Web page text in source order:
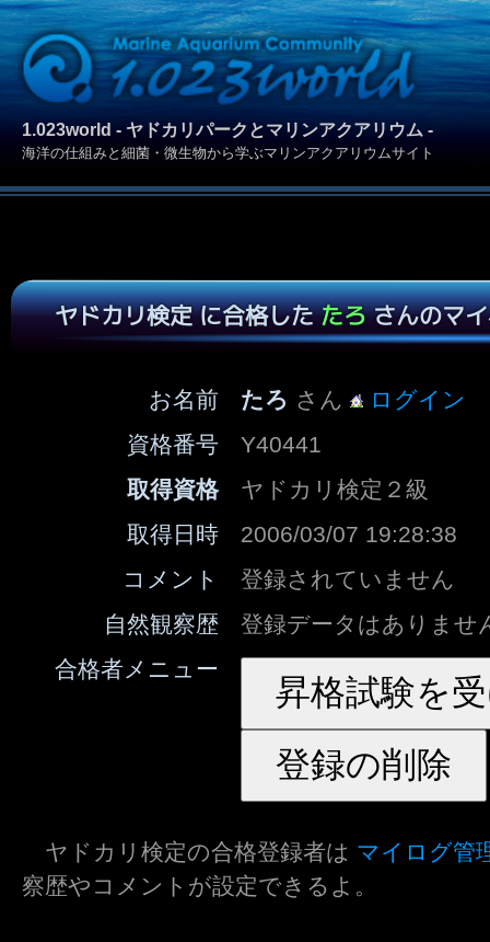
1.023world - ヤドカリパークとマリンアクアリウム -
海洋の仕組みと細菌・微生物から学ぶマリンアクアリウムサイト
ヤドカリ検定 に合格したたろさんのマ
お名前 たろ さん
ログイン
資格番号
Y40441
取得資格
ヤドカリ検定２級
取得日時
2006/03/07 19:28:38
コメント
登録されていません
自然観察歴
登録データはありませ
合格者メニュー
ヤドカリ検定の合格登録者は マイログ管
察歴やコメントが設定できるよ。